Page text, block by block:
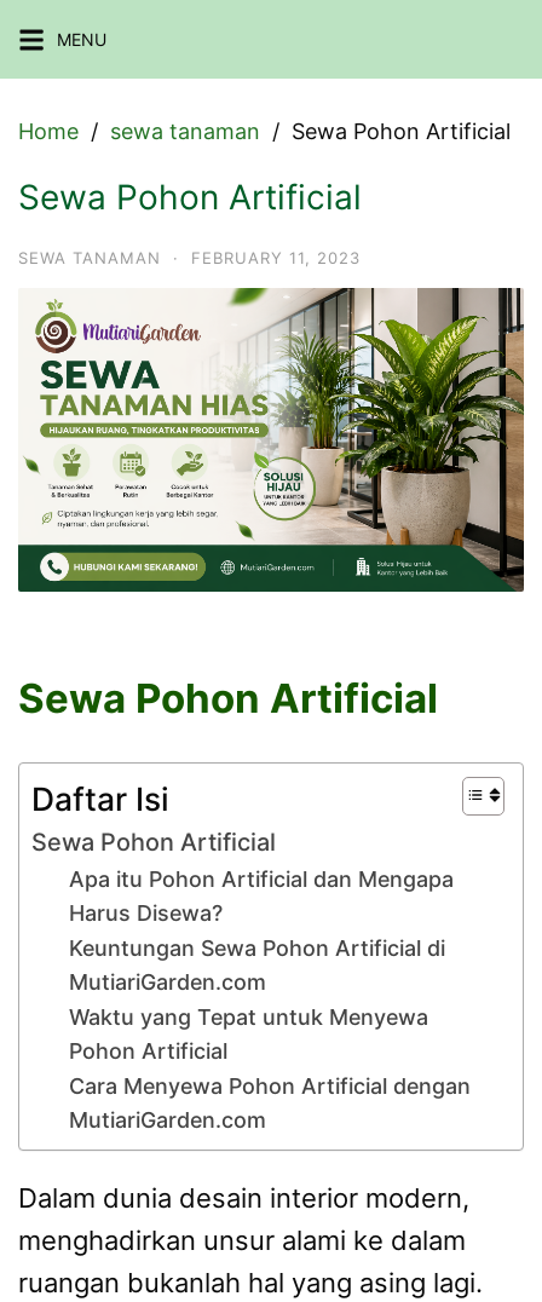
to
MENU
Home sewa tanaman Sewa Pohon Artificial
Sewa Pohon Artificial
SEWA TANAMAN · FEBRUARY 11, 2023
Sewa Pohon Artificial
Daftar Isi
Sewa Pohon Artificial
Apa itu Pohon Artificial dan Mengapa
Harus Disewa?
Keuntungan Sewa Pohon Artificial di
MutiariGarden.com
Waktu yang Tepat untuk Menyewa
Pohon Artificial
Cara Menyewa Pohon Artificial dengan
MutiariGarden.com
Dalam dunia desain interior modern,
menghadirkan unsur alami ke dalam
ruangan bukanlah hal yang asing lagi.